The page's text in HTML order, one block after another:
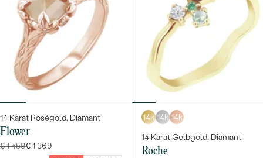
14 Karat Roségold, Diamant
Flower
€ 1 459€ 1 369
14k 14k 14k
14 Karat Gelbgold, Diamant
Roche